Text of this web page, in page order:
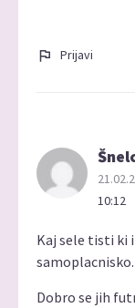
Prijavi
10:12
Kaj sele tisti ki
samoplacnisko.
Dobro se jih